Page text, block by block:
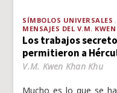
SÍMBOLOS UNIVERSALES
MENSAJES DEL V.M.
Los trabajos
permitieron a
V.M. Kwen Khan Khu
Mucho es lo que se